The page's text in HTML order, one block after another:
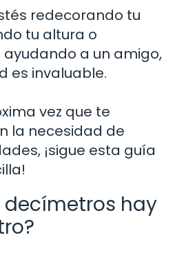
redecorando tu
tu altura o
a un amigo,
es invaluable.
vez que te
la necesidad de
¡sigue esta guía
decímetros hay